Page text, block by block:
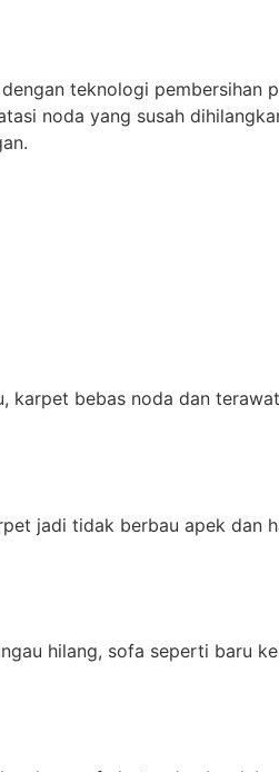
teknologi pembersihan
noda yang susah
karpet bebas noda dan terawat
jadi tidak berbau apek dan
hilang, sofa seperti baru